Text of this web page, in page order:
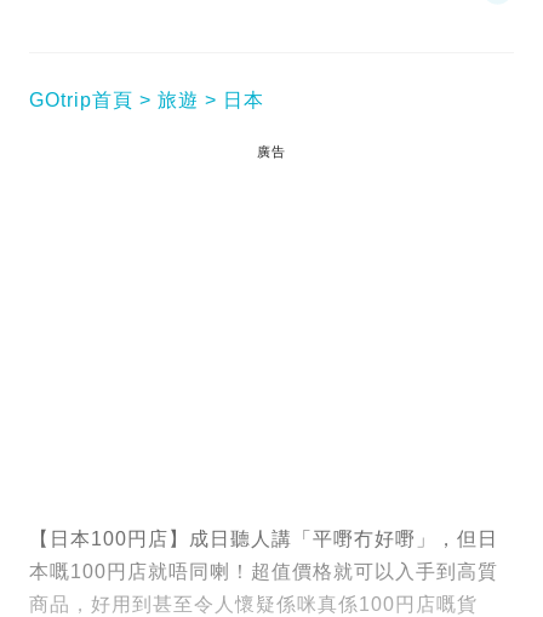
GOtrip首頁 旅遊 日本
廣告
【日本100円店】成日聽人講「平嘢冇好嘢」，但日
本嘅100円店就唔同喇！超值價格就可以入手到高質
商品，好用到甚至令人懷疑係咪真係100円店嘅貨